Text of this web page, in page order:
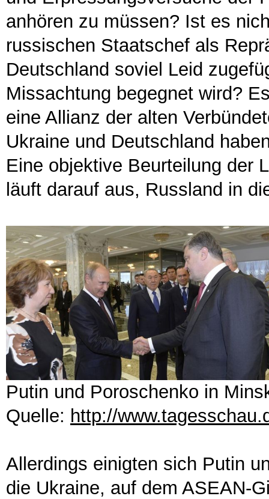
anhören zu müssen? Ist es
russischen Staatschef als
Deutschland soviel Leid
Missachtung begegnet wird?
eine Allianz der alten
Ukraine und Deutschland
Eine objektive Beurteilung der
läuft darauf aus, Russland in
Putin und Poroschenko in
Quelle: http://
Allerdings einigten sich Putin
die Ukraine, auf dem ASEAN-